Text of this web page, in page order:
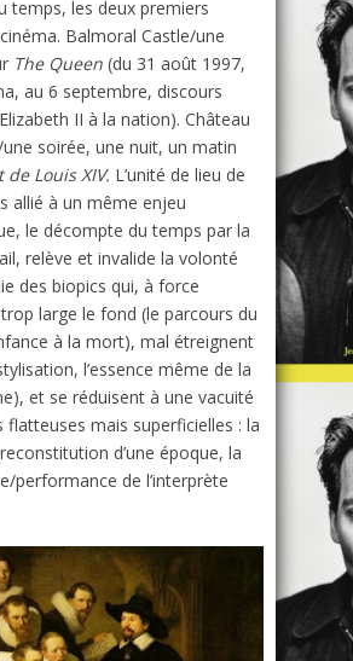
temps, les deux premiers
Balmoral Castle/une
The Queen (du 31 août 1997,
au 6 septembre, discours
II à la nation). Château
une soirée, une nuit, un matin
de Louis XIV. L’unité de lieu de
allié à un même enjeu
le décompte du temps par la
relève et invalide la volonté
des biopics qui, à force
trop large le fond (le parcours du
à la mort), mal étreignent
l’essence même de la
et se réduisent à une vacuité
flatteuses mais superficielles : la
d’une époque, la
performance de l’interprète